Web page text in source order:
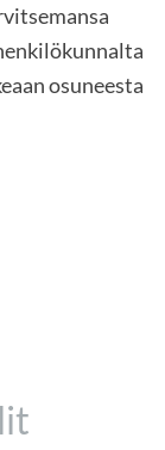
osuneesta